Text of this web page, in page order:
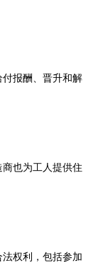
报酬、晋升和解
也为工人提供住
权利，包括参加